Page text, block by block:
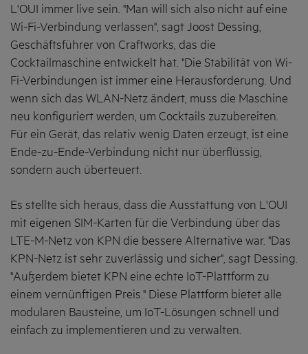
L'OUI immer live sein. "Man will sich also nicht auf eine
Wi-Fi-Verbindung verlassen", sagt Joost Dessing,
Geschäftsführer von Craftworks, das die
Cocktailmaschine entwickelt hat. "Die Stabilität von Wi-
Fi-Verbindungen ist immer eine Herausforderung. Und
wenn sich das WLAN-Netz ändert, muss die Maschine
neu konfiguriert werden, um Cocktails zuzubereiten.
Für ein Gerät, das relativ wenig Daten erzeugt, ist eine
Ende-zu-Ende-Verbindung nicht nur überflüssig,
sondern auch überteuert.
Es stellte sich heraus, dass die Ausstattung von L'OUI
mit eigenen SIM-Karten für die Verbindung über das
LTE-M-Netz von KPN die bessere Alternative war. "Das
KPN-Netz ist sehr zuverlässig und sicher", sagt Dessing.
"Außerdem bietet KPN eine echte IoT-Plattform zu
einem vernünftigen Preis." Diese Plattform bietet alle
modularen Bausteine, um IoT-Lösungen schnell und
einfach zu implementieren und zu verwalten.